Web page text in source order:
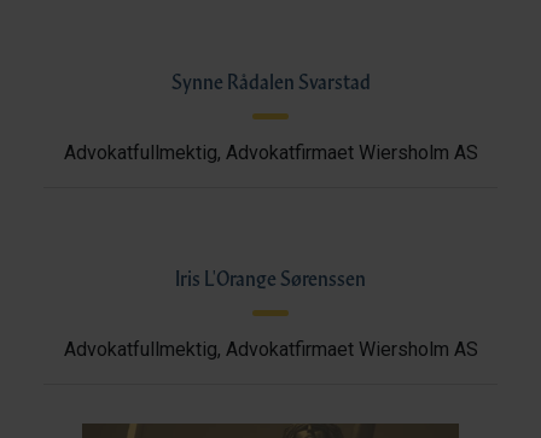
Synne Rådalen Svarstad
Advokatfullmektig, Advokatfirmaet Wiersholm AS
Iris L'Orange Sørenssen
Advokatfullmektig, Advokatfirmaet Wiersholm AS